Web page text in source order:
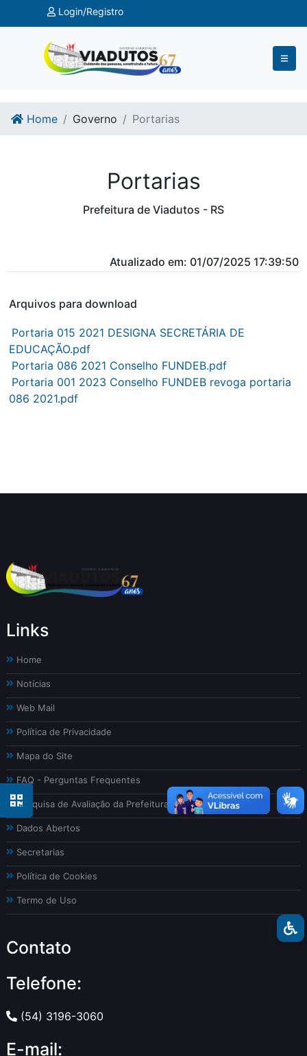
Ir para o conteúdo
Ir para o fim do conteúdo
Login/Registro
Home Governo Portarias
Portarias
Prefeitura de Viadutos - RS
Atualizado em: 01/07/2025 17:39:50
Arquivos para download
Portaria 015 2021 DESIGNA SECRETÁRIA DE
EDUCAÇÃO.pdf
Portaria 086 2021 Conselho FUNDEB.pdf
Portaria 001 2023 Conselho FUNDEB revoga portaria
086 2021.pdf
Links
Home
Notícias
Web Mail
Política de Privacidade
Mapa do Site
FAQ - Perguntas Frequentes
Pesquisa de Avaliação da Prefeitura
Dados Abertos
Secretarias
Política de Cookies
Termo de Uso
Contato
Telefone:
(54) 3196-3060
E-mail: